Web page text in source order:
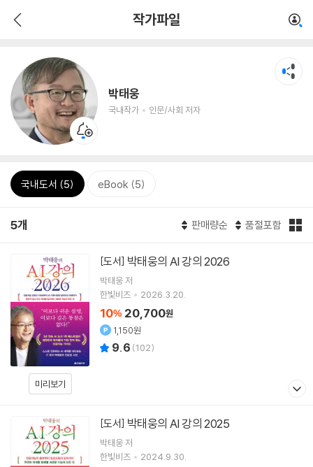
작가파일
박태웅
국내작가 인문/사회 저자
국내도서 (5) eBook (5)
5개 판매량순 품절포함
미리보기
[도서] 박태웅의 AI 강의 2026
박태웅저
한빛비즈
2026.3.20.
10% 20,700원
1,150원
9.6 (102)
[도서] 박태웅의 AI 강의 2025
박태웅저
한빛비즈
2024.9.30.